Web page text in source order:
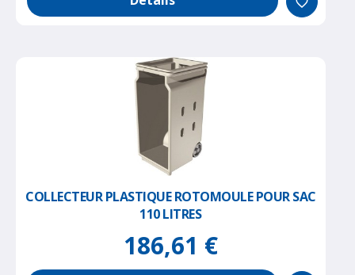
COLLECTEUR PLASTIQUE ROTOMOULE POUR SAC
110 LITRES
186,61 €